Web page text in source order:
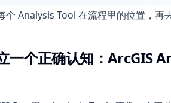
个 Analysis Tool 在流程里的位置，再
一个正确认知：ArcGIS